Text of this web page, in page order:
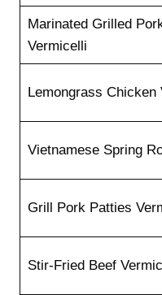
Marinated Grilled
Vermicelli
Lemongrass Chicken
Vietnamese Spring
Grill Pork Patties
Stir-Fried Beef